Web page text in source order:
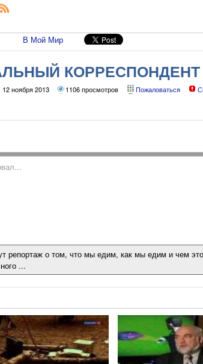
В Мой Мир
КОРРЕСПОНДЕНТ
12 ноября 2013 1106 просмотров Пожаловаться
репортаж о том, что мы едим, как мы едим и чем
...